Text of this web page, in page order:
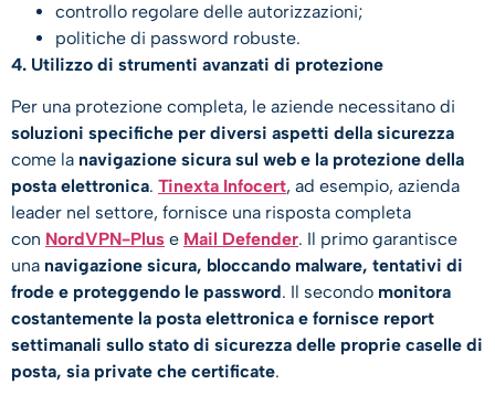
controllo regolare delle autorizzazioni;
politiche di password robuste.
4. Utilizzo di strumenti avanzati di protezione
Per una protezione completa, le aziende necessitano di
soluzioni specifiche per diversi aspetti della sicurezza
come la navigazione sicura sul web e la protezione della
posta elettronica. Tinexta Infocert, ad esempio, azienda
leader nel settore, fornisce una risposta completa
con NordVPN-Plus e Mail Defender. Il primo garantisce
una navigazione sicura, bloccando malware, tentativi di
frode e proteggendo le password. Il secondo monitora
costantemente la posta elettronica e fornisce report
settimanali sullo stato di sicurezza delle proprie caselle di
posta, sia private che certificate.